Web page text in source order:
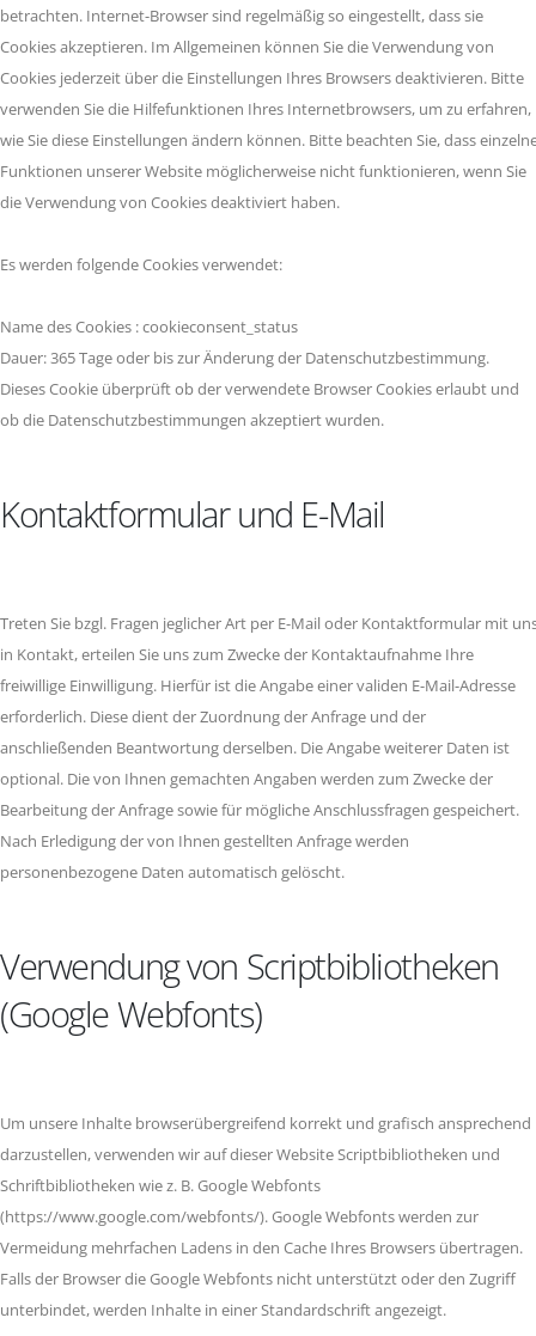
betrachten. Internet-Browser sind regelmäßig so eingestellt, dass sie
Cookies akzeptieren. Im Allgemeinen können Sie die Verwendung von
Cookies jederzeit über die Einstellungen Ihres Browsers deaktivieren. Bitte
verwenden Sie die Hilfefunktionen Ihres Internetbrowsers, um zu erfahren,
wie Sie diese Einstellungen ändern können. Bitte beachten Sie, dass
Funktionen unserer Website möglicherweise nicht funktionieren, wenn Sie
die Verwendung von Cookies deaktiviert haben.
Es werden folgende Cookies verwendet:
Name des Cookies : cookieconsent_status
Dauer: 365 Tage oder bis zur Änderung der Datenschutzbestimmung.
Dieses Cookie überprüft ob der verwendete Browser Cookies erlaubt und
ob die Datenschutzbestimmungen akzeptiert wurden.
Kontaktformular und E-Mail
Treten Sie bzgl. Fragen jeglicher Art per E-Mail oder Kontaktformular mit
in Kontakt, erteilen Sie uns zum Zwecke der Kontaktaufnahme Ihre
freiwillige Einwilligung. Hierfür ist die Angabe einer validen E-Mail-Adresse
erforderlich. Diese dient der Zuordnung der Anfrage und der
anschließenden Beantwortung derselben. Die Angabe weiterer Daten ist
optional. Die von Ihnen gemachten Angaben werden zum Zwecke der
Bearbeitung der Anfrage sowie für mögliche Anschlussfragen gespeichert.
Nach Erledigung der von Ihnen gestellten Anfrage werden
personenbezogene Daten automatisch gelöscht.
Verwendung von Scriptbibliotheken
(Google Webfonts)
Um unsere Inhalte browserübergreifend korrekt und grafisch ansprechend
darzustellen, verwenden wir auf dieser Website Scriptbibliotheken und
Schriftbibliotheken wie z. B. Google Webfonts
(https://www.google.com/webfonts/). Google Webfonts werden zur
Vermeidung mehrfachen Ladens in den Cache Ihres Browsers übertragen.
Falls der Browser die Google Webfonts nicht unterstützt oder den Zugriff
unterbindet, werden Inhalte in einer Standardschrift angezeigt.